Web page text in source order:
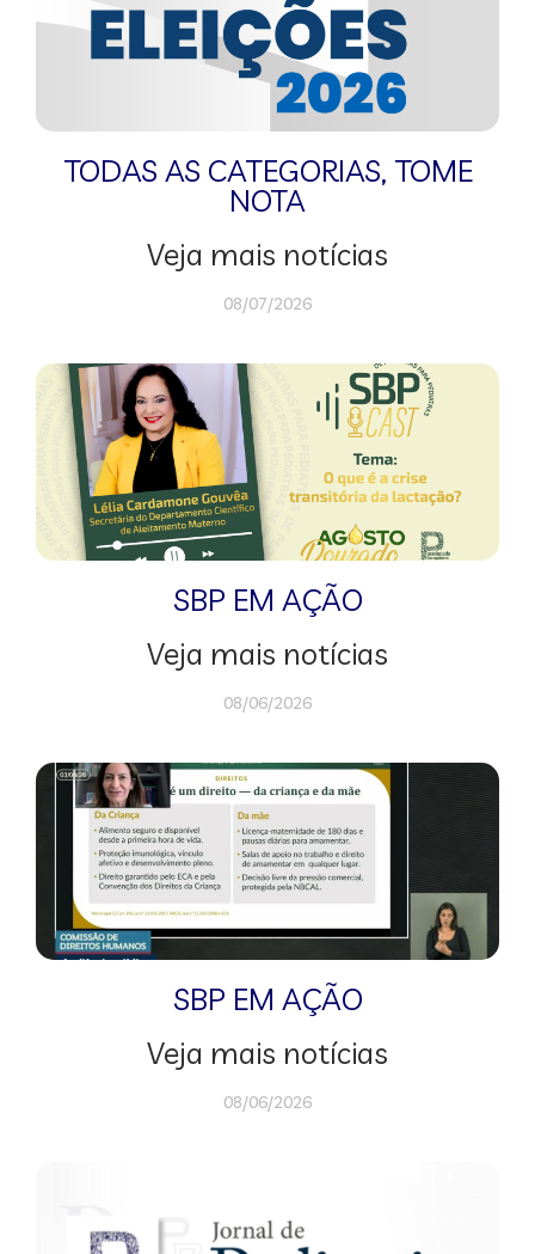
TODAS AS CATEGORIAS, TOME
NOTA
Veja mais notícias
08/07/2026
SBP EM AÇÃO
Veja mais notícias
08/06/2026
SBP EM AÇÃO
Veja mais notícias
08/06/2026